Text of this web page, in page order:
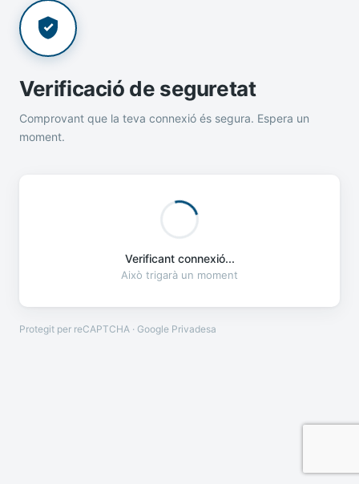
Verificació de seguretat
Comprovant que la teva connexió és segura. Espera un
moment.
Verificant connexió...
Això trigarà un moment
Protegit per reCAPTCHA · Google Privadesa